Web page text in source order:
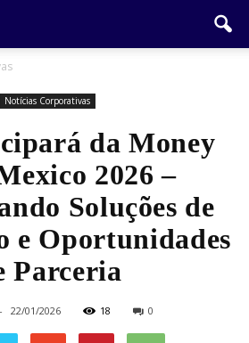
Notícias Corporativas
da Money
2026 –
Soluções de
e Oportunidades
Parceria
- 22/01/2026 18 0